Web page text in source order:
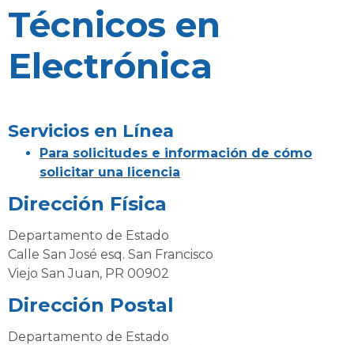
Técnicos en
Electrónica
Servicios en Línea
Para solicitudes e información de cómo
solicitar una licencia
Dirección Física
Departamento de Estado
Calle San José esq. San Francisco
Viejo San Juan, PR 00902
Dirección Postal
Departamento de Estado